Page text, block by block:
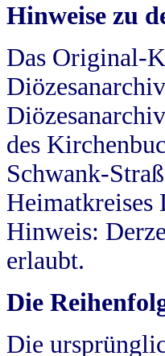
Hinweise zu
Das Original-
des
Schwank-
Heimatkreises
Hinweis:
erlaubt.
Die
Die